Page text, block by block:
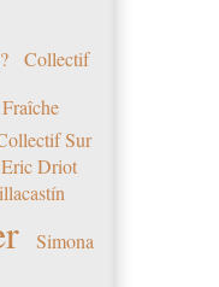
Collectif
Sur
Eric Driot
Simona